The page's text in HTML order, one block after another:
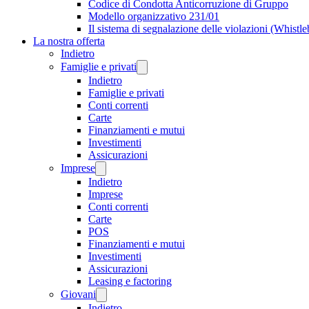
Codice di Condotta Anticorruzione di Gruppo
Modello organizzativo 231/01
Il sistema di segnalazione delle violazioni
La nostra offerta
Indietro
Famiglie e privati
Indietro
Famiglie e privati
Conti correnti
Carte
Finanziamenti e mutui
Investimenti
Assicurazioni
Imprese
Indietro
Imprese
Conti correnti
Carte
POS
Finanziamenti e mutui
Investimenti
Assicurazioni
Leasing e factoring
Giovani